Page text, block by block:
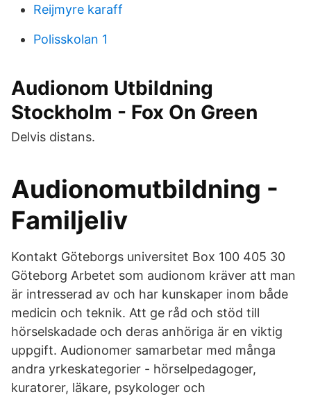
Reijmyre karaff
Polisskolan 1
Audionom Utbildning
Stockholm - Fox On Green
Delvis distans.
Audionomutbildning -
Familjeliv
Kontakt Göteborgs universitet Box 100 405 30
Göteborg Arbetet som audionom kräver att man
är intresserad av och har kunskaper inom både
medicin och teknik. Att ge råd och stöd till
hörselskadade och deras anhöriga är en viktig
uppgift. Audionomer samarbetar med många
andra yrkeskategorier - hörselpedagoger,
kuratorer, läkare, psykologer och